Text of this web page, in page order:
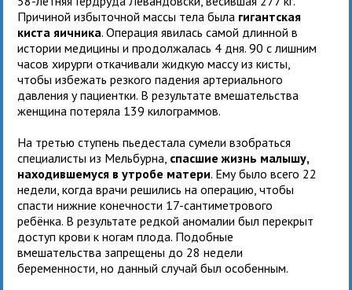
Причиной избыточной массы тела была гигантская
киста яичника. Операция явилась самой длинной в
истории медицины и продолжалась 4 дня. 90 с лишним
часов хирурги откачивали жидкую массу из кисты,
чтобы избежать резкого падения артериального
давления у пациентки. В результате вмешательства
женщина потеряла 139 килограммов.
На третью ступень пьедестала сумели взобраться
специалисты из Мельбурна, спасшие жизнь малышу,
находившемуся в утробе матери. Ему было всего 22
недели, когда врачи решились на операцию, чтобы
спасти нижние конечности 17-сантиметрового
ребёнка. В результате редкой аномалии был перекрыт
доступ крови к ногам плода. Подобные
вмешательства запрещены до 28 недели
беременности, но данный случай был особенным.